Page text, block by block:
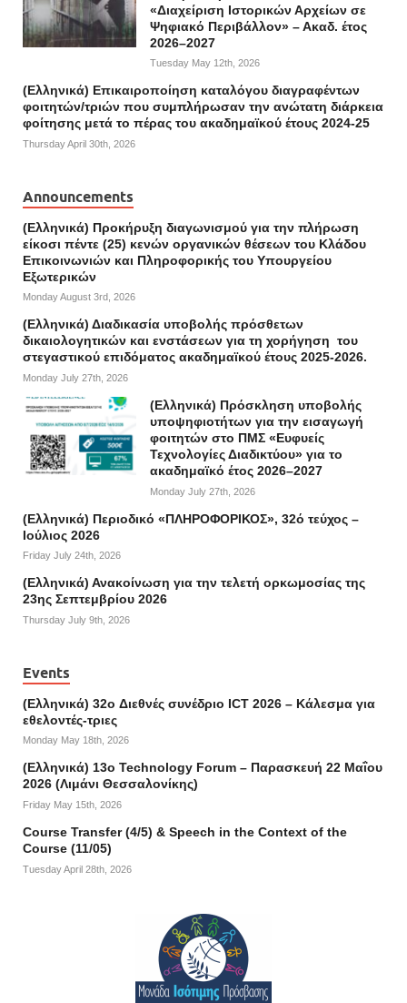
«Διαχείριση Ιστορικών Αρχείων σε
Ψηφιακό Περιβάλλον» – Ακαδ. έτος
2026–2027
Tuesday May 12th, 2026
(Ελληνικά) Επικαιροποίηση καταλόγου διαγραφέντων
φοιτητών/τριών που συμπλήρωσαν την ανώτατη διάρκεια
φοίτησης μετά το πέρας του ακαδημαϊκού έτους 2024-25
Thursday April 30th, 2026
Announcements
(Ελληνικά) Προκήρυξη διαγωνισμού για την πλήρωση
είκοσι πέντε (25) κενών οργανικών θέσεων του Κλάδου
Επικοινωνιών και Πληροφορικής του Υπουργείου
Εξωτερικών
Monday August 3rd, 2026
(Ελληνικά) Διαδικασία υποβολής πρόσθετων
δικαιολογητικών και ενστάσεων για τη χορήγηση του
στεγαστικού επιδόματος ακαδημαϊκού έτους 2025-2026.
Monday July 27th, 2026
(Ελληνικά) Πρόσκληση υποβολής
υποψηφιοτήτων για την εισαγωγή
φοιτητών στο ΠΜΣ «Ευφυείς
Τεχνολογίες Διαδικτύου» για το
ακαδημαϊκό έτος 2026–2027
Monday July 27th, 2026
(Ελληνικά) Περιοδικό «ΠΛΗΡΟΦΟΡΙΚΟΣ», 32ό τεύχος –
Ιούλιος 2026
Friday July 24th, 2026
(Ελληνικά) Ανακοίνωση για την τελετή ορκωμοσίας της
23ης Σεπτεμβρίου 2026
Thursday July 9th, 2026
Events
(Ελληνικά) 32o Διεθνές συνέδριο ICT 2026 – Κάλεσμα για
εθελοντές-τριες
Monday May 18th, 2026
(Ελληνικά) 13ο Technology Forum – Παρασκευή 22 Μαΐου
2026 (Λιμάνι Θεσσαλονίκης)
Friday May 15th, 2026
Course Transfer (4/5) & Speech in the Context of the
Course (11/05)
Tuesday April 28th, 2026